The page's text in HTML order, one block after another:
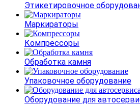
Этикетировочное
Маркираторы
Компрессоры
Обработка камня
Упаковочное оборудование
Оборудование для